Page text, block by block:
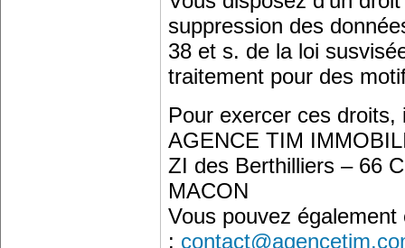
suppression des
38 et s. de la loi
traitement pour des
Pour exercer ces
AGENCE TIM
ZI des Berthilliers – 66
MACON
Vous pouvez
: